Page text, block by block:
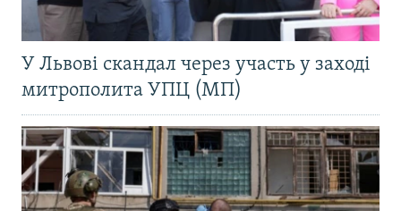
У Львові скандал через участь у заході
митрополита УПЦ (МП)